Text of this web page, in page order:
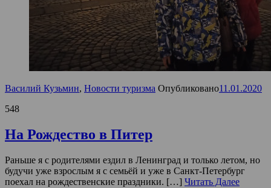
Василий Кузьмин, Новости туризма Опубликовано11.01.2020
548
На Рождество в Питер
Раньше я с родителями ездил в Ленинград и только летом, но
будучи уже взрослым я с семьёй и уже в Санкт-Петербург
поехал на рождественские праздники. […] Читать Далее